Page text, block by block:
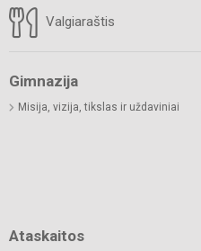
Valgiaraštis
Gimnazija
Misija, vizija, tikslas ir uždaviniai
Ataskaitos